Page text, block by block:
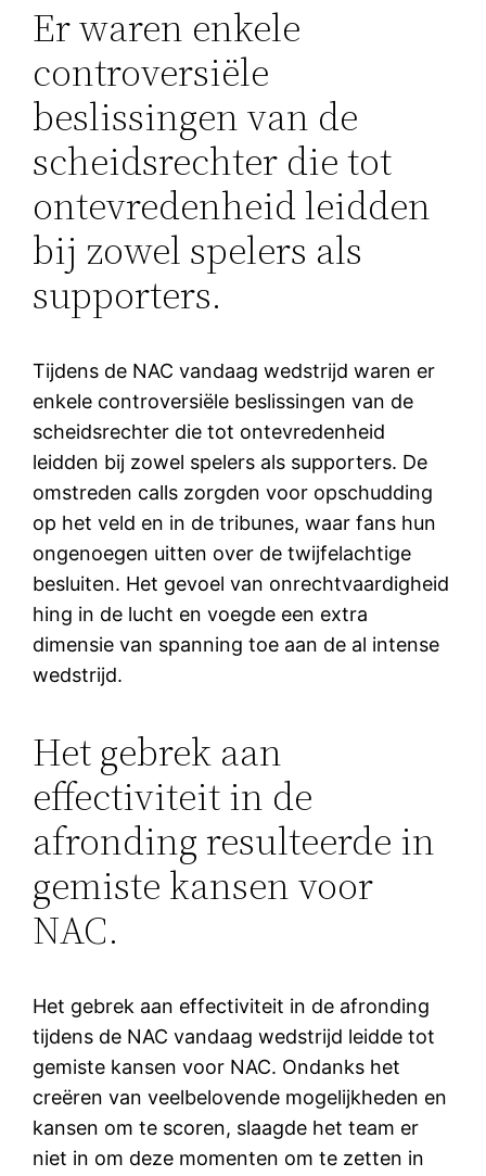
Er waren enkele
controversiële
beslissingen van de
scheidsrechter die tot
ontevredenheid leidden
bij zowel spelers als
supporters.
Tijdens de NAC vandaag wedstrijd waren er
enkele controversiële beslissingen van de
scheidsrechter die tot ontevredenheid
leidden bij zowel spelers als supporters. De
omstreden calls zorgden voor opschudding
op het veld en in de tribunes, waar fans hun
ongenoegen uitten over de twijfelachtige
besluiten. Het gevoel van onrechtvaardigheid
hing in de lucht en voegde een extra
dimensie van spanning toe aan de al intense
wedstrijd.
Het gebrek aan
effectiviteit in de
afronding resulteerde in
gemiste kansen voor
NAC.
Het gebrek aan effectiviteit in de afronding
tijdens de NAC vandaag wedstrijd leidde tot
gemiste kansen voor NAC. Ondanks het
creëren van veelbelovende mogelijkheden en
kansen om te scoren, slaagde het team er
niet in om deze momenten om te zetten in